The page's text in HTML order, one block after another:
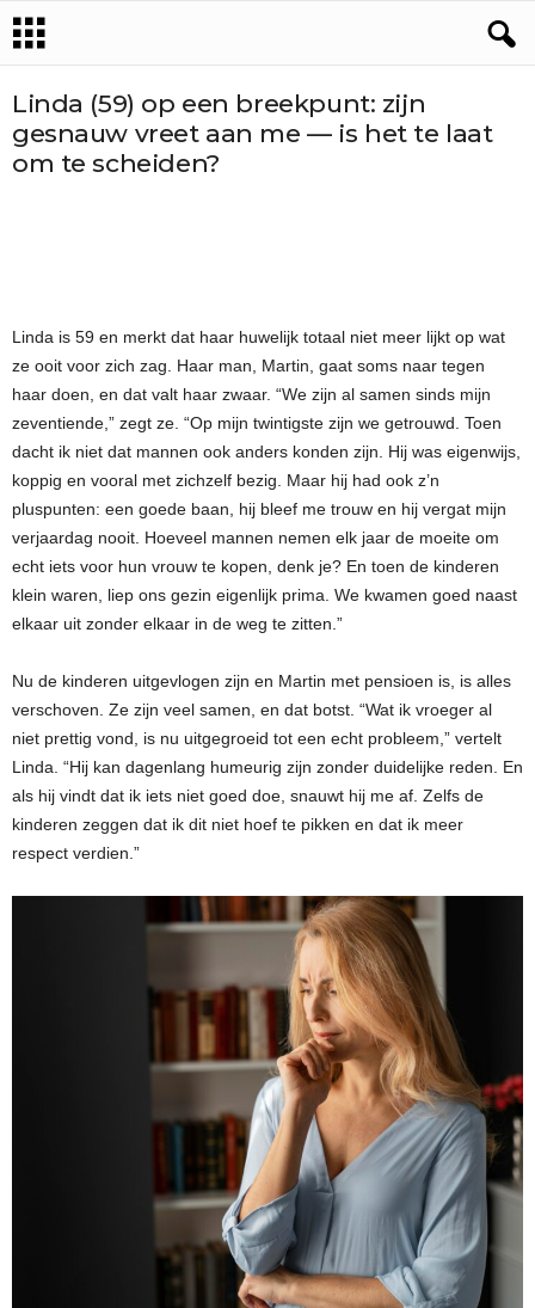
Linda (59) op een breekpunt: zijn
gesnauw vreet aan me — is het te laat
om te scheiden?
Linda is 59 en merkt dat haar huwelijk totaal niet meer lijkt op wat
ze ooit voor zich zag. Haar man, Martin, gaat soms naar tegen
haar doen, en dat valt haar zwaar. “We zijn al samen sinds mijn
zeventiende,” zegt ze. “Op mijn twintigste zijn we getrouwd. Toen
dacht ik niet dat mannen ook anders konden zijn. Hij was eigenwijs,
koppig en vooral met zichzelf bezig. Maar hij had ook z’n
pluspunten: een goede baan, hij bleef me trouw en hij vergat mijn
verjaardag nooit. Hoeveel mannen nemen elk jaar de moeite om
echt iets voor hun vrouw te kopen, denk je? En toen de kinderen
klein waren, liep ons gezin eigenlijk prima. We kwamen goed naast
elkaar uit zonder elkaar in de weg te zitten.”
Nu de kinderen uitgevlogen zijn en Martin met pensioen is, is alles
verschoven. Ze zijn veel samen, en dat botst. “Wat ik vroeger al
niet prettig vond, is nu uitgegroeid tot een echt probleem,” vertelt
Linda. “Hij kan dagenlang humeurig zijn zonder duidelijke reden. En
als hij vindt dat ik iets niet goed doe, snauwt hij me af. Zelfs de
kinderen zeggen dat ik dit niet hoef te pikken en dat ik meer
respect verdien.”